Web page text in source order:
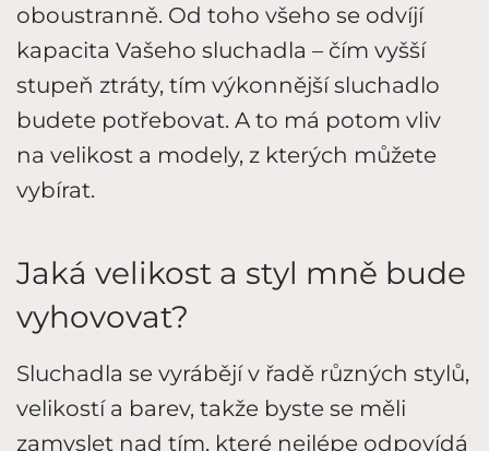
oboustranně. Od toho všeho se odvíjí
kapacita Vašeho sluchadla – čím vyšší
stupeň ztráty, tím výkonnější sluchadlo
budete potřebovat. A to má potom vliv
na velikost a modely, z kterých můžete
vybírat.
Jaká velikost a styl mně bude
vyhovovat?
Sluchadla se vyrábějí v řadě různých stylů,
velikostí a barev, takže byste se měli
zamyslet nad tím, které nejlépe odpovídá